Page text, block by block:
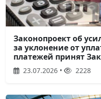
Законопроект об
за уклонение от
платежей принят
23.07.2026 • 2228